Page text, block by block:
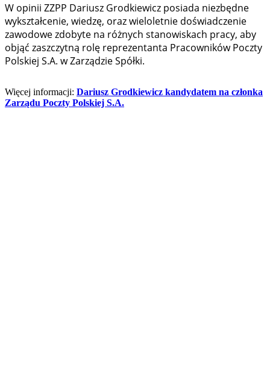
W opinii ZZPP Dariusz Grodkiewicz posiada niezbędne
wykształcenie, wiedzę, oraz wieloletnie doświadczenie
zawodowe zdobyte na różnych stanowiskach pracy, aby
objąć zaszczytną rolę reprezentanta Pracowników Poczty
Polskiej S.A. w Zarządzie Spółki.
Więcej informacji: Dariusz Grodkiewicz kandydatem na członka
Zarządu Poczty Polskiej S.A.